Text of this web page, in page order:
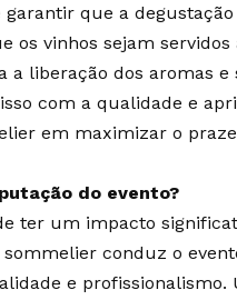
que a
os vinhos sejam
liberação dos aromas e
com a qualidade e
em maximizar o
do evento?
ter um impacto
conduz o
e